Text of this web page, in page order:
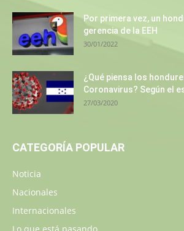
Por primera vez, un
gerencia de la EEH
30/01/2022
¿Qué piensa los
Coronavirus? Según el
27/03/2020
CATEGORÍA POPULAR
Noticia
Nacionales
Internacionales